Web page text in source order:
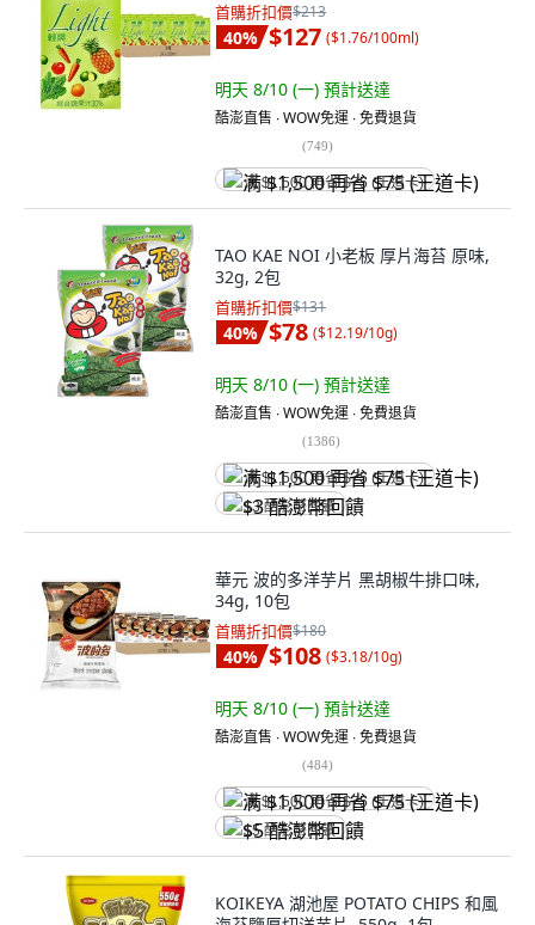
首購折扣價$213
40% $127 ($1.76/100ml)
明天 8/10 (一) 預計送達
酷澎直售 ∙ WOW免運 ∙ 免費退貨
(749)
满 $1,500 再省 $75 (王道卡)
TAO KAE NOI 小老板 厚片海苔 原味,
32g, 2包
首購折扣價$131
40% $78 ($12.19/10g)
明天 8/10 (一) 預計送達
酷澎直售 ∙ WOW免運 ∙ 免費退貨
(1386)
满 $1,500 再省 $75 (王道卡)
$3 酷澎幣回饋
華元 波的多洋芋片 黑胡椒牛排口味,
34g, 10包
首購折扣價$180
40% $108 ($3.18/10g)
明天 8/10 (一) 預計送達
酷澎直售 ∙ WOW免運 ∙ 免費退貨
(484)
满 $1,500 再省 $75 (王道卡)
$5 酷澎幣回饋
KOIKEYA 湖池屋 POTATO CHIPS 和風